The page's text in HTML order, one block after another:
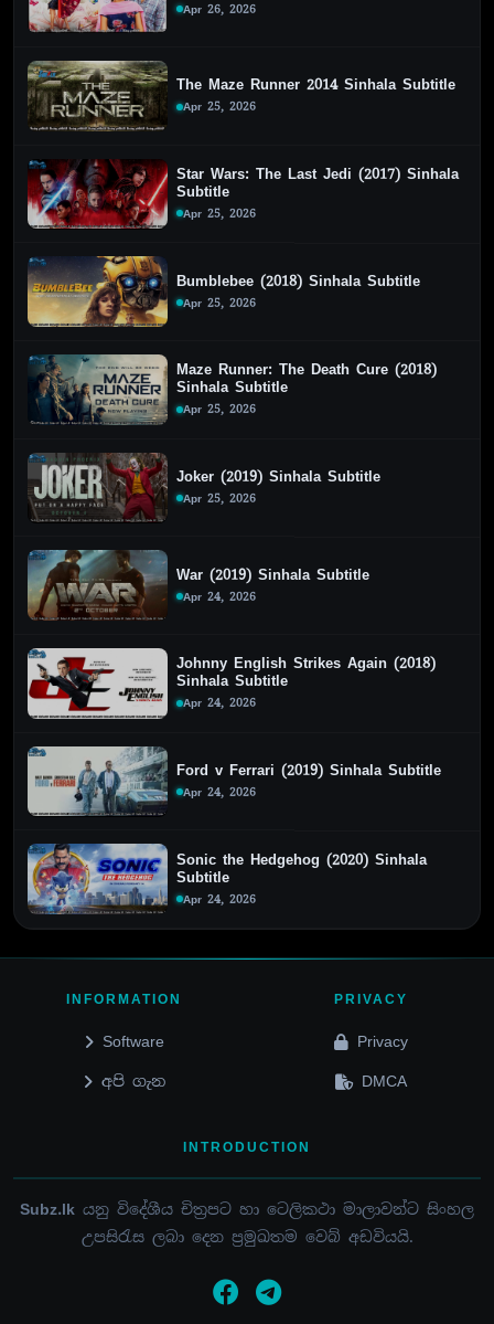
Apr 26, 2026
The Maze Runner 2014 Sinhala Subtitle
Apr 25, 2026
Star Wars: The Last Jedi (2017) Sinhala
Subtitle
Apr 25, 2026
Bumblebee (2018) Sinhala Subtitle
Apr 25, 2026
Maze Runner: The Death Cure (2018)
Sinhala Subtitle
Apr 25, 2026
Joker (2019) Sinhala Subtitle
Apr 25, 2026
War (2019) Sinhala Subtitle
Apr 24, 2026
Johnny English Strikes Again (2018)
Sinhala Subtitle
Apr 24, 2026
Ford v Ferrari (2019) Sinhala Subtitle
Apr 24, 2026
Sonic the Hedgehog (2020) Sinhala
Subtitle
Apr 24, 2026
INFORMATION
Software
අපි ගැන
PRIVACY
Privacy
DMCA
INTRODUCTION
Subz.lk යනු විදේශීය චිත්‍රපට හා ටෙලිකථා මාලාවන්ට සිංහල
උපසිරැස ලබා දෙන ප්‍රමුඛතම වෙබ් අඩවියයි.